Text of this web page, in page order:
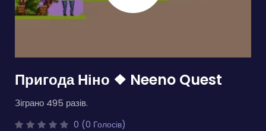
Пригода Ніно ❖ Neeno Quest
Зіграно 495 разів.
0 (0 Голосів)